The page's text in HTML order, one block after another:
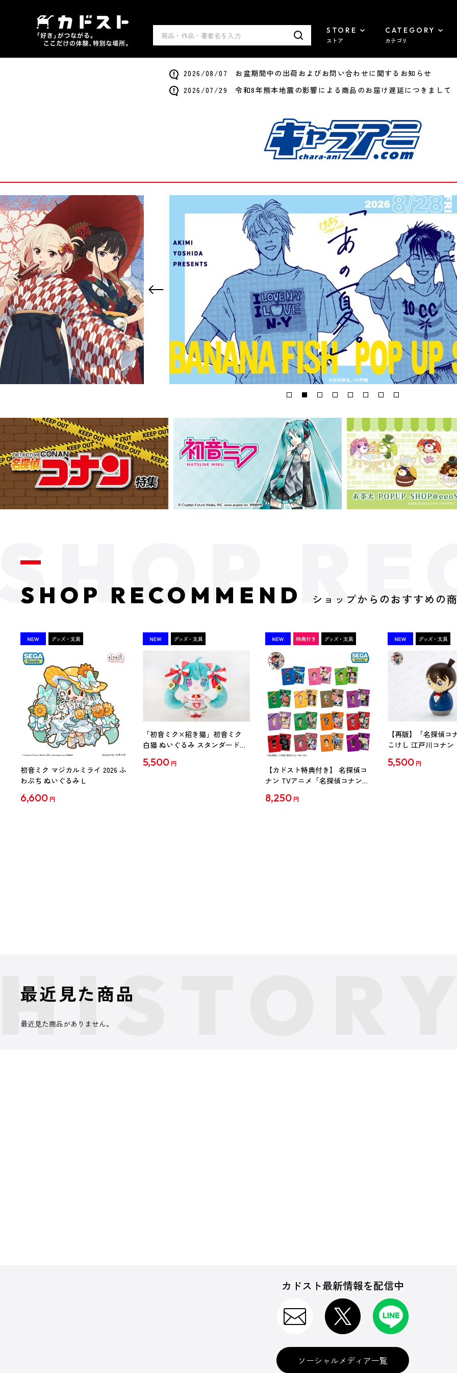
STORE
ストア
CATEGORY
カテゴリ
2026/08/07 お盆期間中の出荷およびお問い合わせに関するお知らせ
2026/07/29 令和8年熊本地震の影響による商品のお届け遅延につきまして
SHOP RECOMMEND ショップからのおすすめの
初音ミク マジカルミライ 2026 ふ
わぷち ぬいぐるみ L
6,600 円
「初音ミク×招き猫」初音ミク
白猫 ぬいぐるみ スタンダード
5,500 円
【カドスト特典付き】 名探偵コ
ナン TVアニメ「名探偵コナン」
【1BOX】
8,250 円
【再販】「名探偵コ
こけし 江戸川コナン
5,500 円
最近見た商品
最近見た商品がありません。
カドスト最新情報を配信中
ソーシャルメディア一覧